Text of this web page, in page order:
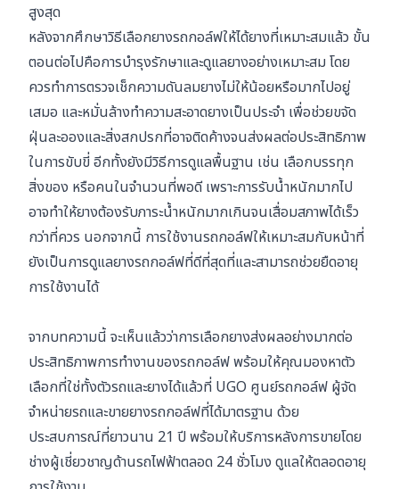
สูงสุด
หลังจากศึกษาวิธีเลือกยางรถกอล์ฟให้ได้ยางที่เหมาะสมแล้ว ขั้น
ตอนต่อไปคือการบำรุงรักษาและดูแลยางอย่างเหมาะสม โดย
ควรทำการตรวจเช็กความดันลมยางไม่ให้น้อยหรือมากไปอยู่
เสมอ และหมั่นล้างทำความสะอาดยางเป็นประจำ เพื่อช่วยขจัด
ฝุ่นละอองและสิ่งสกปรกที่อาจติดค้างจนส่งผลต่อประสิทธิภาพ
ในการขับขี่ อีกทั้งยังมีวิธีการดูแลพื้นฐาน เช่น เลือกบรรทุก
สิ่งของ หรือคนในจำนวนที่พอดี เพราะการรับน้ำหนักมากไป
อาจทำให้ยางต้องรับภาระน้ำหนักมากเกินจนเสื่อมสภาพได้เร็ว
กว่าที่ควร นอกจากนี้ การใช้งานรถกอล์ฟให้เหมาะสมกับหน้าที่
ยังเป็นการดูแลยางรถกอล์ฟที่ดีที่สุดที่และสามารถช่วยยืดอายุ
การใช้งานได้
จากบทความนี้ จะเห็นแล้วว่าการเลือกยางส่งผลอย่างมากต่อ
ประสิทธิภาพการทำงานของรถกอล์ฟ พร้อมให้คุณมองหาตัว
เลือกที่ใช่ทั้งตัวรถและยางได้แล้วที่ UGO ศูนย์รถกอล์ฟ ผู้จัด
จำหน่ายรถและขายยางรถกอล์ฟที่ได้มาตรฐาน ด้วย
ประสบการณ์ที่ยาวนาน 21 ปี พร้อมให้บริการหลังการขายโดย
ช่างผู้เชี่ยวชาญด้านรถไฟฟ้าตลอด 24 ชั่วโมง ดูแลให้ตลอดอายุ